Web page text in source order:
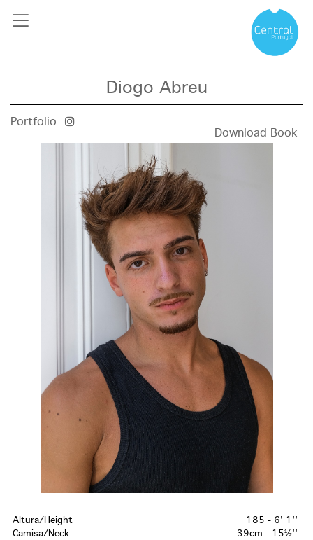
Diogo Abreu
Portfolio
Download Book
Altura/Height
185 - 6' 1''
Camisa/Neck
39cm - 15½''